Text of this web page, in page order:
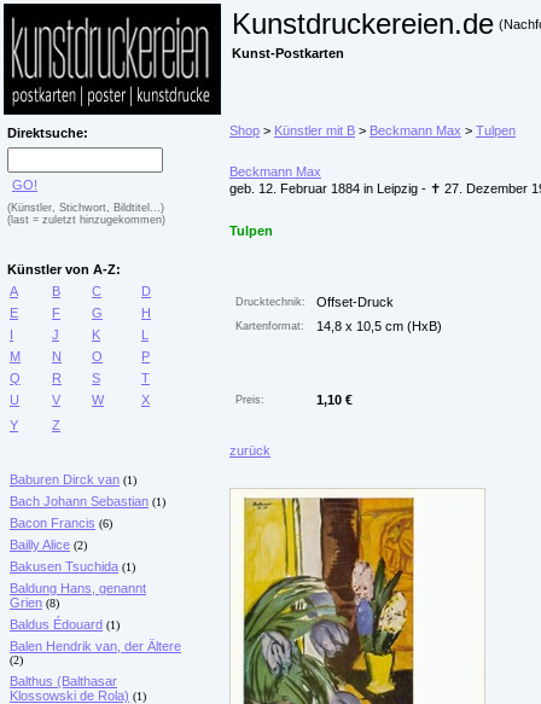
Kunstdruckereien.de
Kunst-Postkarten
Direktsuche:
GO!
(Künstler, Stichwort, Bildtitel...)
(last = zuletzt hinzugekommen)
Künstler von A-Z:
A
B C
D
E
F G
H
I
J K
L
M
N O
P
Q
R S
T
U
V W
X
Y
Z
Baburen Dirck van (1)
Bach Johann Sebastian (1)
Bacon Francis (6)
Bailly Alice (2)
Bakusen Tsuchida (1)
Baldung Hans, genannt
Grien (8)
Baldus Édouard (1)
Balen Hendrik van, der Ältere
(2)
Balthus (Balthasar
Klossowski de Rola) (1)
Shop > Künstler mit B > Beckmann Max > Tulpen
Beckmann Max
geb. 12. Februar 1884 in Leipzig - ✝ 27. Dezember
Tulpen
Drucktechnik: Offset-Druck
Kartenformat: 14,8 x 10,5 cm (HxB)
Preis: 1,10 €
zurück